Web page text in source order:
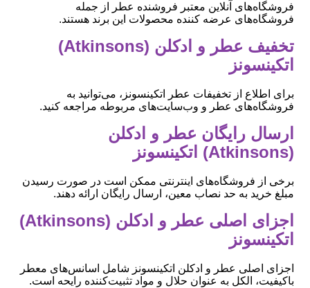
فروشگاه‌های آنلاین معتبر فروشنده عطر از جمله
فروشگاه‌های عرضه کننده محصولات این برند هستند.
تخفیف عطر و ادکلن (Atkinsons)
اتکینسونز
برای اطلاع از تخفیفات عطر اتکینسونز، می‌توانید به
فروشگاه‌های عطر و وب‌سایت‌های مربوطه مراجعه کنید.
ارسال رایگان عطر و ادکلن
(Atkinsons) اتکینسونز
برخی از فروشگاه‌های اینترنتی ممکن است در صورت رسیدن
مبلغ خرید به حد نصاب معین، ارسال رایگان ارائه دهند.
اجزای اصلی عطر و ادکلن (Atkinsons)
اتکینسونز
اجزای اصلی عطر و ادکلن اتکینسونز شامل اسانس‌های معطر
باکیفیت، الکل به عنوان حلال و مواد تثبیت‌کننده رایحه است.